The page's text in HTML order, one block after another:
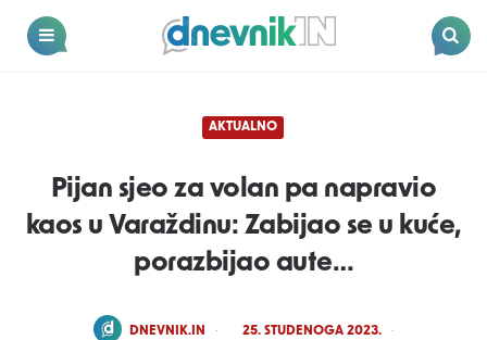
Dnevnik.in
AKTUALNO
Pijan sjeo za volan pa napravio
kaos u Varaždinu: Zabijao se u kuće,
porazbijao aute…
POSTED
DNEVNIK.IN
25. STUDENOGA 2023.